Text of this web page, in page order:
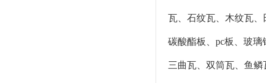
瓦、石纹瓦、木纹瓦
碳酸酯板、pc板、玻
三曲瓦、双筒瓦、鱼